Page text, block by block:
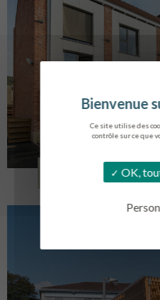
Ce site utilise des
contrôle sur ce que
OK,
LOG. JEUNES